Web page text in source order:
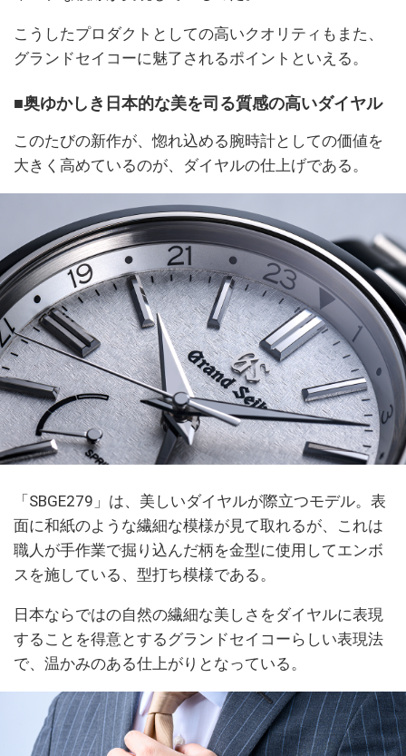
こうしたプロダクトとしての高いクオリティもまた、
グランドセイコーに魅了されるポイントといえる。
■奥ゆかしき日本的な美を司る質感の高いダイヤル
このたびの新作が、惚れ込める腕時計としての価値を
大きく高めているのが、ダイヤルの仕上げである。
「SBGE279」は、美しいダイヤルが際立つモデル。表
面に和紙のような繊細な模様が見て取れるが、これは
職人が手作業で掘り込んだ柄を金型に使用してエンボ
スを施している、型打ち模様である。
日本ならではの自然の繊細な美しさをダイヤルに表現
することを得意とするグランドセイコーらしい表現法
で、温かみのある仕上がりとなっている。